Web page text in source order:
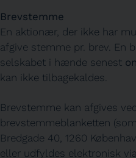
Brevstemme
En aktionær, der ikke har
afgive stemme pr. brev. En
selskabet i hænde senest
kan ikke tilbagekaldes.
Brevstemme kan afgives
brevstemmeblanketten
Bredgade 40, 1260
eller udfyldes elektronisk